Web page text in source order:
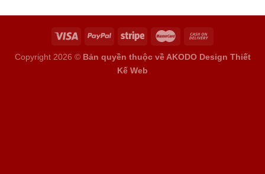
Copyright 2026 © Bản quyền thuộc về AKODO Design Thiết
Kế Web